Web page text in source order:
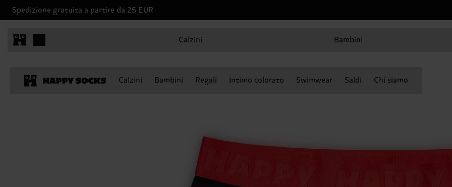
Spedizione gratuita a partire da 25 EUR
Calzini Bambini
Calzini Bambini Regali Intimo colorato Swimwear Saldi Chi siamo